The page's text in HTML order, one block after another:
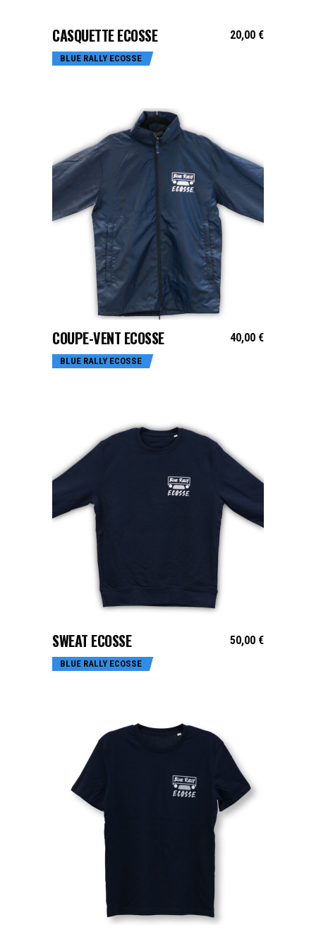
CASQUETTE ECOSSE 20,00 €
BLUE RALLY ECOSSE
CHOIX DES OPTIONS
COUPE-VENT ECOSSE 40,00 €
BLUE RALLY ECOSSE
CHOIX DES OPTIONS
SWEAT ECOSSE 50,00 €
BLUE RALLY ECOSSE
CHOIX DES OPTIONS